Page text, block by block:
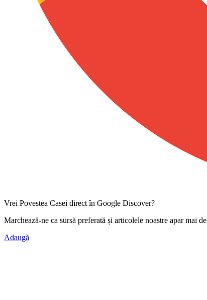
Vrei Povestea Casei direct în Google Discover?
Marchează-ne ca sursă preferată și articolele noastre apar mai
Adaugă